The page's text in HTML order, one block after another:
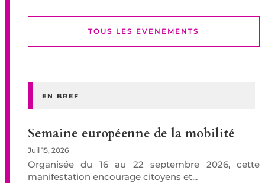
TOUS LES EVENEMENTS
EN BREF
Semaine européenne de la mobilité
Juil 15, 2026
Organisée du 16 au 22 septembre 2026, cette
manifestation encourage citoyens et...